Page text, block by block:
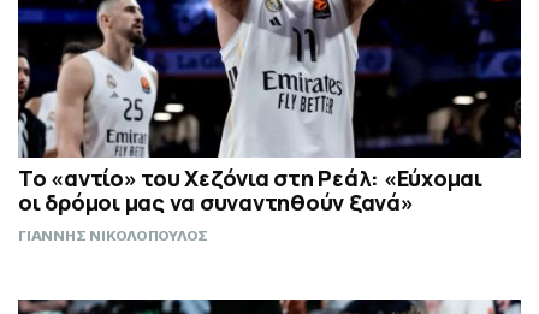
Το «αντίο» του Χεζόνια στη Ρεάλ: «Εύχομαι
οι δρόμοι μας να συναντηθούν ξανά»
ΓΙΑΝΝΗΣ ΝΙΚΟΛΟΠΟΥΛΟΣ